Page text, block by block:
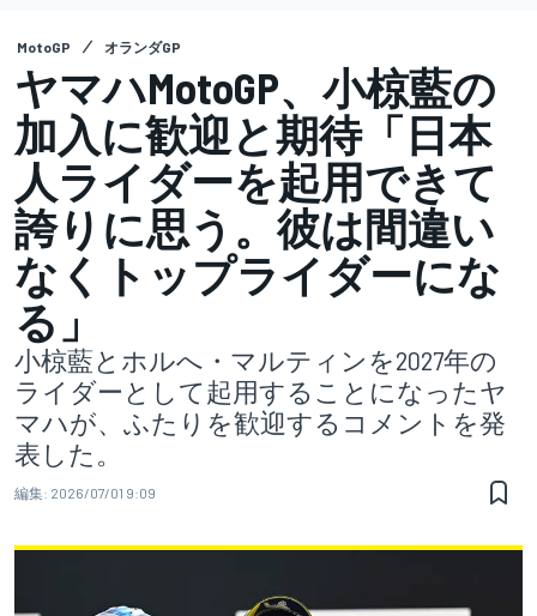
MotoGP オランダGP
ヤマハMotoGP、小椋藍の
加入に歓迎と期待「日本
人ライダーを起用できて
誇りに思う。彼は間違い
なくトップライダーにな
る」
小椋藍とホルへ・マルティンを2027年の
ライダーとして起用することになったヤ
マハが、ふたりを歓迎するコメントを発
表した。
編集: 2026/07/01 9:09